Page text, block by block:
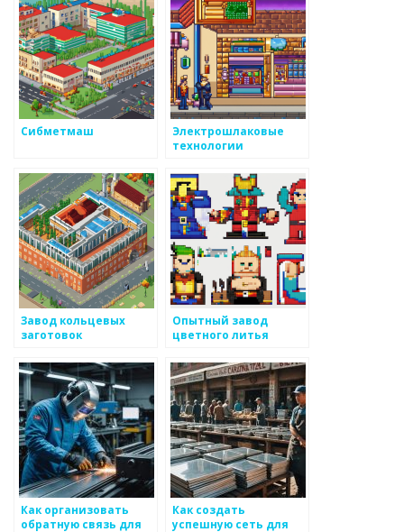
Сибметмаш
Электрошлаковые
технологии
Завод кольцевых
заготовок
Опытный завод
цветного литья
Как организовать
обратную связь для
Как создать
успешную сеть для